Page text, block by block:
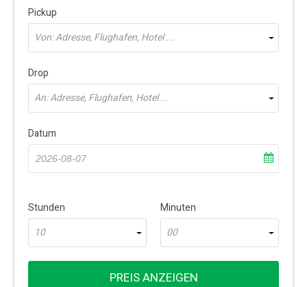
Pickup
Von: Adresse, Flughafen, Hotel ...
Drop
An: Adresse, Flughafen, Hotel ...
Datum
Stunden
10
Minuten
00
PREIS ANZEIGEN